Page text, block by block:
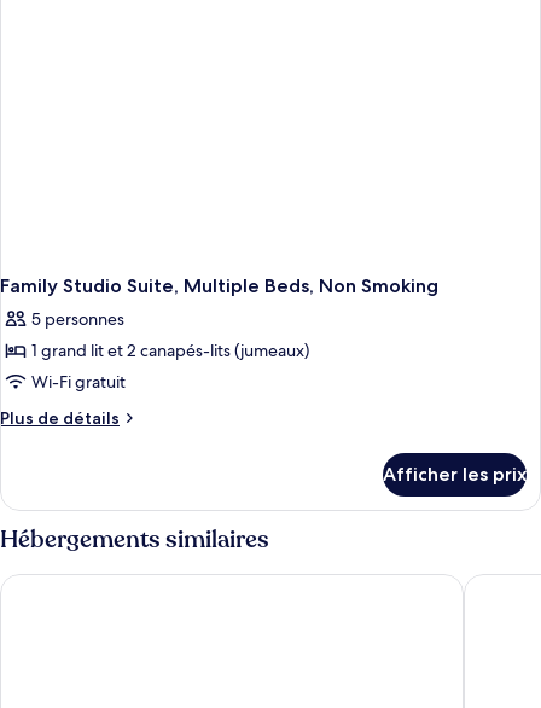
Family Studio Suite, Multiple Beds, Non Smoking
5 personnes
1 grand lit et 2 canapés-lits (jumeaux)
Wi-Fi gratuit
Plus de détails
Plus
Family
Studio
Suite,
Multiple
Beds,
Afficher les prix
Hébergements similaires
Regalia Residence The Sky Pool Suite KL